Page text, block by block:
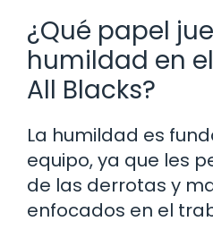
¿Qué papel
humildad en
All Blacks?
La humildad es
equipo, ya que les
de las derrotas y
enfocados en el